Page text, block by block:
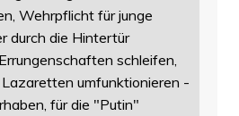
Wehrpflicht für junge
durch die Hintertür
schleifen,
umfunktionieren -
für die "Putin"